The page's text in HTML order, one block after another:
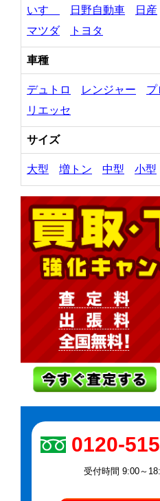
いすゞ 日野自動車 日産
マツダ
トヨタ
車種
デュトロ レンジャー プ
リエッセ
サイズ
大型 増トン 中型 小型
0120-
受付時間 9:00～